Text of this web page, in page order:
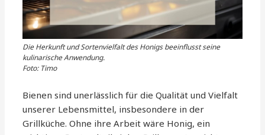
Die Herkunft und Sortenvielfalt des Honigs beeinflusst seine
kulinarische Anwendung.
Foto: Timo
Bienen sind unerlässlich für die Qualität und Vielfalt
unserer Lebensmittel, insbesondere in der
Grillküche. Ohne ihre Arbeit wäre Honig, ein